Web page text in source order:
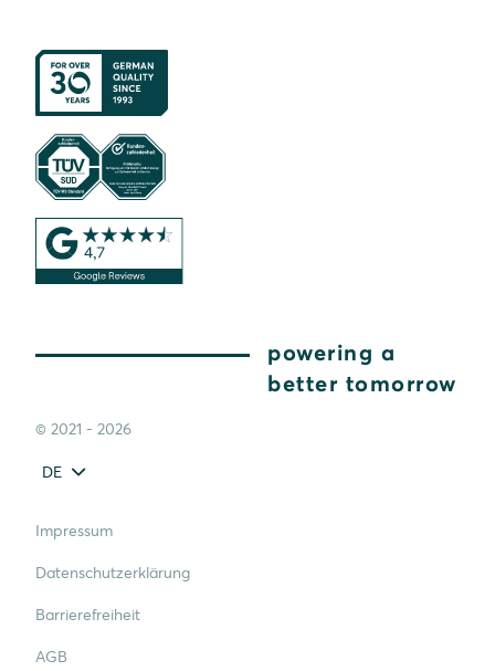
powering a
better tomorrow
© 2021 - 2026
DE
Impressum
Datenschutzerklärung
Barrierefreiheit
AGB